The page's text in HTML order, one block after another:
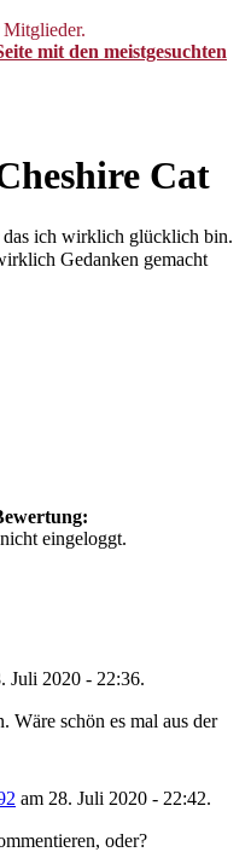
mit den meistgesuchten
Cat
das ich wirklich glücklich bin.
Gedanken gemacht
eingeloggt.
Juli 2020 - 22:36.
Wäre schön es mal aus der
am 28. Juli 2020 - 22:42.
oder?